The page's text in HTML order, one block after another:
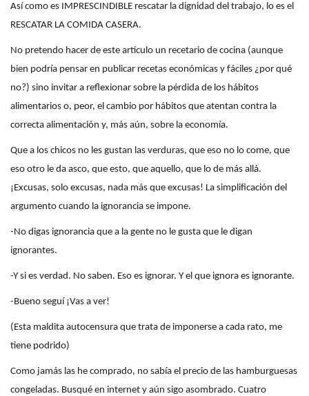
Así como es IMPRESCINDIBLE rescatar la dignidad del trabajo, lo es el
RESCATAR LA COMIDA CASERA.
No pretendo hacer de este artículo un recetario de cocina (aunque
bien podría pensar en publicar recetas económicas y fáciles ¿por qué
no?) sino invitar a reflexionar sobre la pérdida de los hábitos
alimentarios o, peor, el cambio por hábitos que atentan contra la
correcta alimentación y, más aún, sobre la economía.
Que a los chicos no les gustan las verduras, que eso no lo come, que
eso otro le da asco, que esto, que aquello, que lo de más allá.
¡Excusas, solo excusas, nada más que excusas! La simplificación del
argumento cuando la ignorancia se impone.
-No digas ignorancia que a la gente no le gusta que le digan
ignorantes.
-Y si es verdad. No saben. Eso es ignorar. Y el que ignora es ignorante.
-Bueno seguí ¡Vas a ver!
(Esta maldita autocensura que trata de imponerse a cada rato, me
tiene podrido)
Como jamás las he comprado, no sabía el precio de las hamburguesas
congeladas. Busqué en internet y aún sigo asombrado. Cuatro